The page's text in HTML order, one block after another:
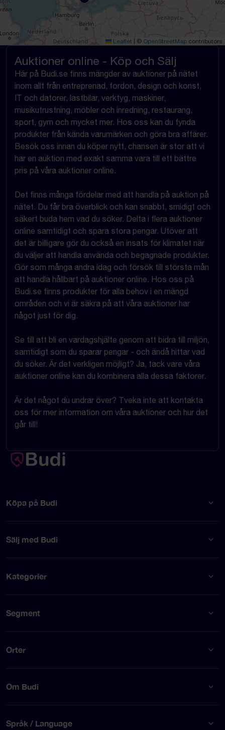
Leaflet | © OpenStreetMap contributors
Auktioner online - Köp och Sälj
Här på Budi.se finns mängder av auktioner på nätet
inom allt från entreprenad, fordon, design och konst,
IT och datorer, lastbilar, verktyg, maskiner,
musikutrustning, möbler och inredning, restaurang,
sport, gym och mycket mer. Hos oss kan du fynda
produkter från kända varumärken och göra bra affärer.
Besök oss innan du köper nytt, chansen är stor att vi
har en auktion med exakt samma vara till ett bättre
pris på våra auktioner online.
Det finns många fördelar med att handla på auktion på
nätet. Du får bra överblick och kan snabbt, smidigt och
säkert buda hem vad du söker. Delta i flera auktioner
online samtidigt och spara stora pengar. Utöver att
det är billigare gör du också en insats för klimatet när
du väljer att handla använda och begagnade produkter.
Gör som många andra idag och försök till största mån
att handla hållbart på auktioner online. Hos oss på
Budi.se finns produkter för alla behov i en mängd
områden och vi är säkra på att våra auktioner har
något just för dig.
Se till att bli en vardagshjälte genom att bidra till miljön,
samtidigt som du sparar pengar - och ändå hittar vad
du söker. Är det verkligen möjligt? Ja, tack vare våra
auktioner online kan du kombinera alla dessa faktorer.
Är det något du undrar över? Tveka inte att kontakta
oss för mer information om våra auktioner och hur det
går till!
Köpa på Budi
Sälj med Budi
Kategorier
Segment
Orter
Om Budi
Språk / Language